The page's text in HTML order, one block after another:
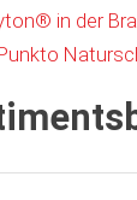
in der